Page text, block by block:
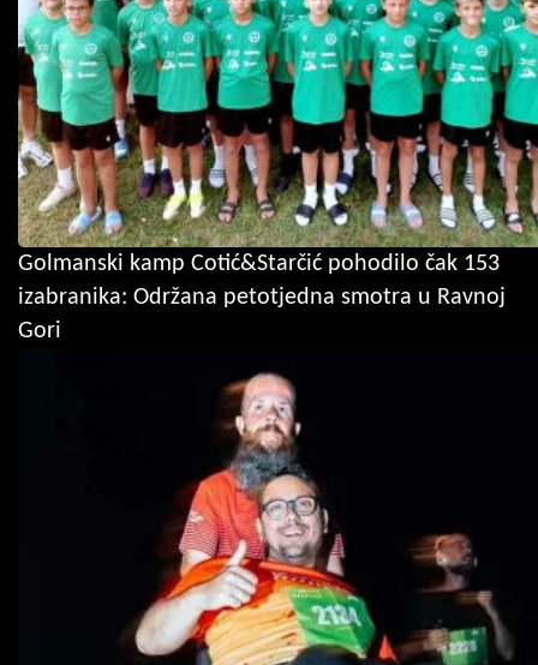
Golmanski kamp Cotić&Starčić pohodilo čak 153
izabranika: Održana petotjedna smotra u Ravnoj
Gori